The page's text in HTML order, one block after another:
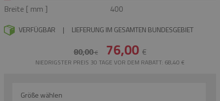
Breite [ mm ]
400
VERFÜGBAR | LIEFERUNG IM GESAMTEN BUNDESGEBIET
80,00€ 76,00 €
NIEDRIGSTER PREIS 30 TAGE VOR DEM RABATT: 68,40 €
Größe wählen